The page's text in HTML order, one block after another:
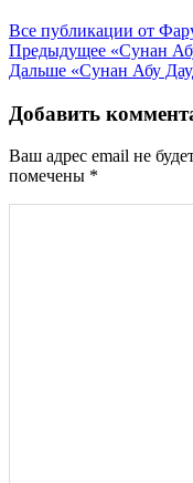
Все публикации от
Навигация
по
записям
Предыдущее «Сунан
Дальше «Сунан Абу
Добавить
Ваш адрес email не
помечены *